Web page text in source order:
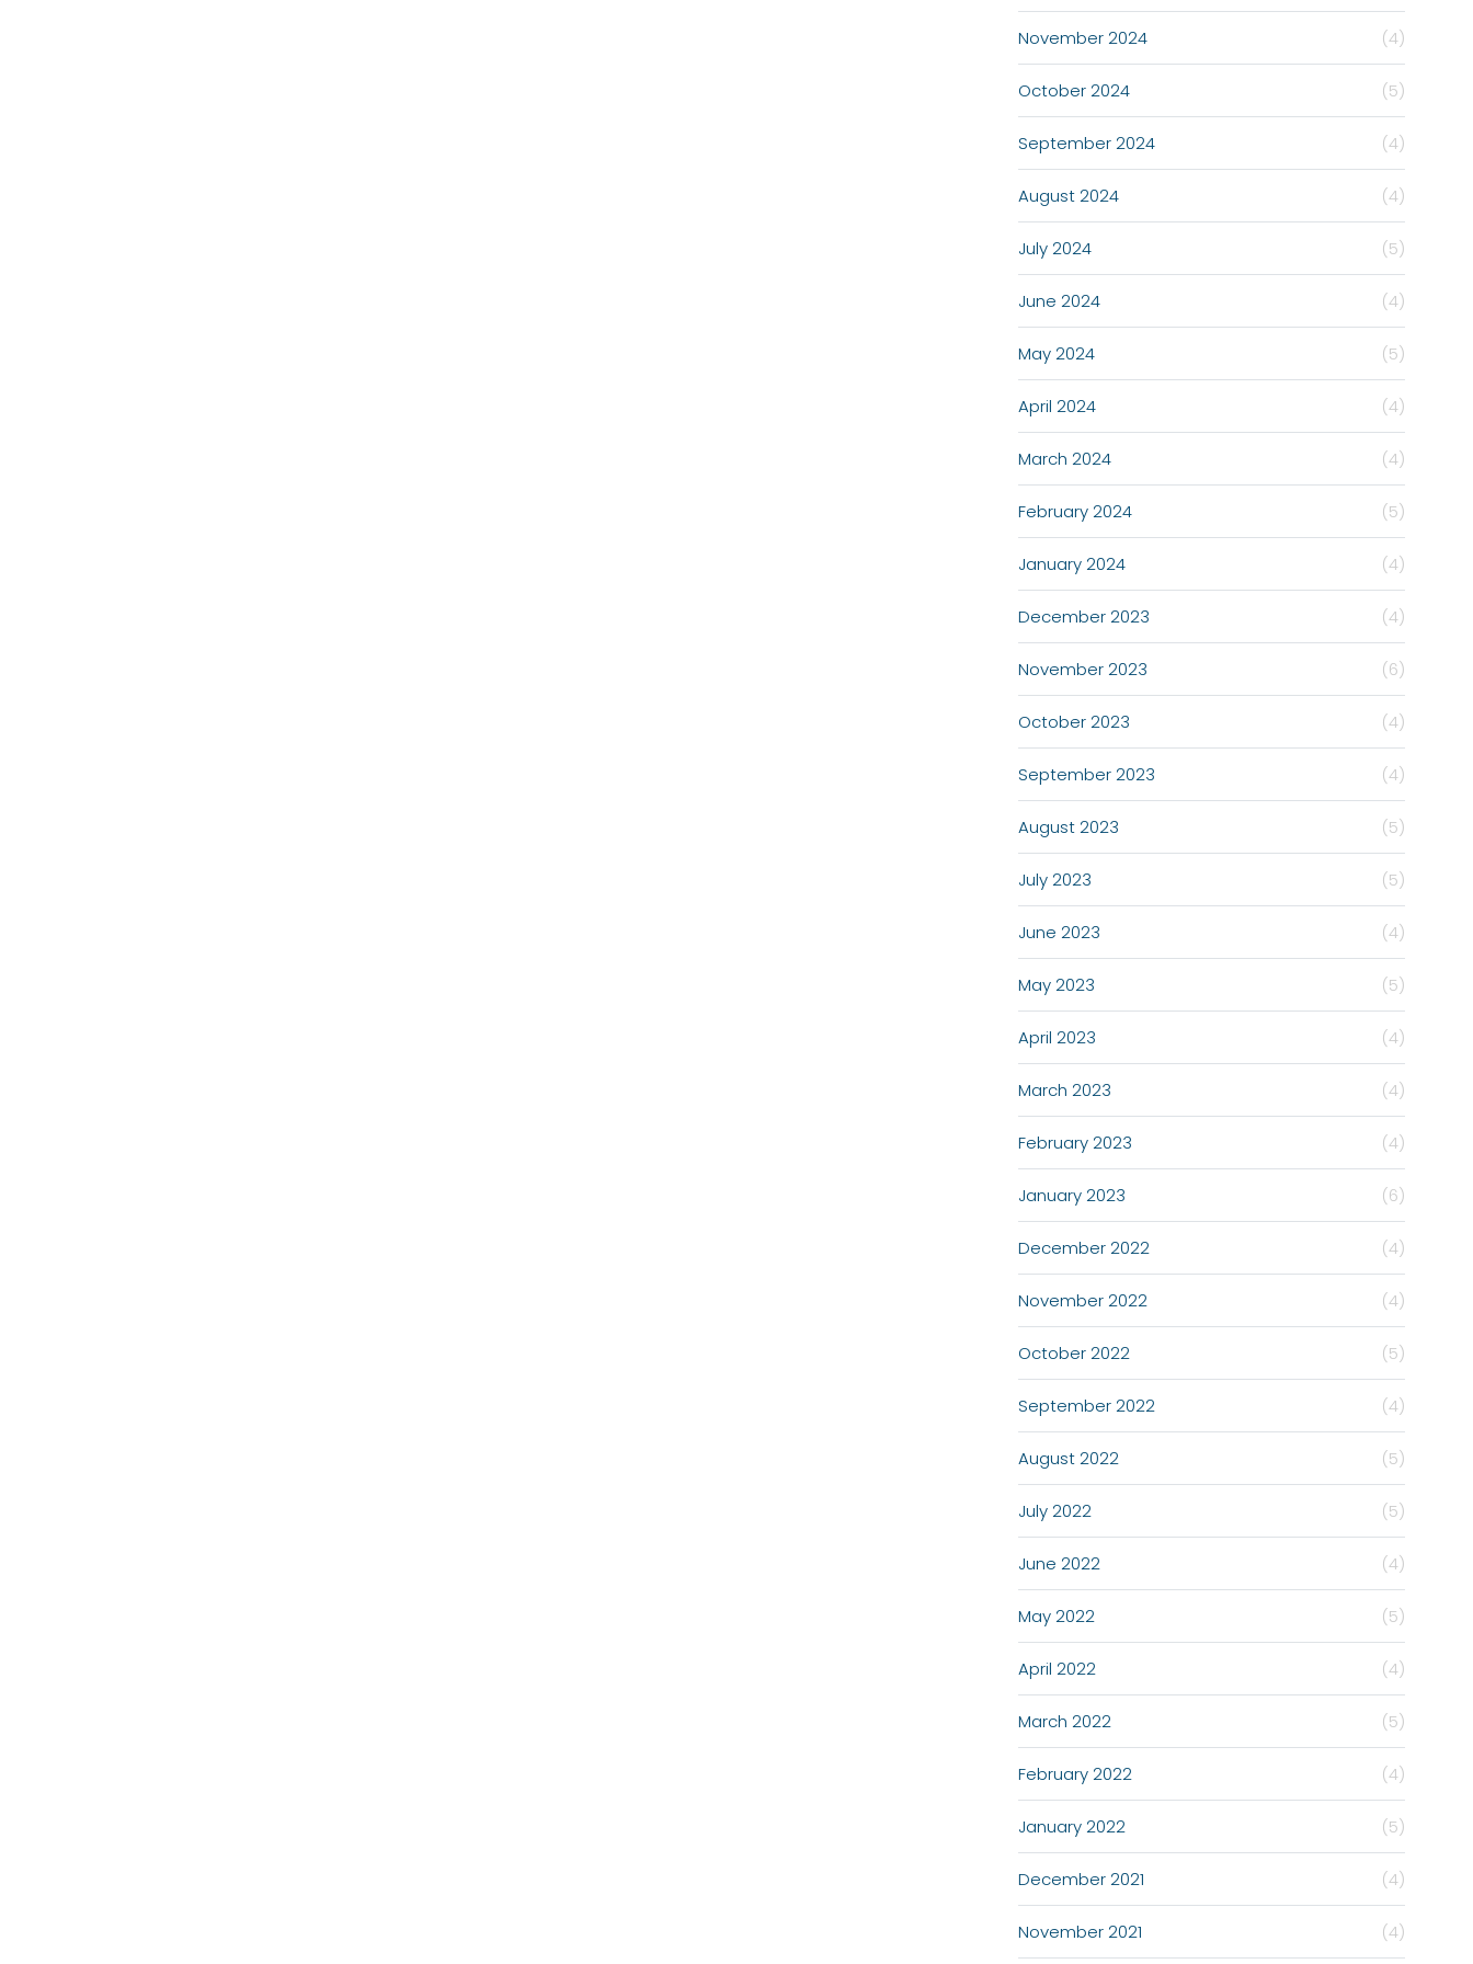
November 2024 (4)
October 2024 (5)
September 2024 (4)
August 2024 (4)
July 2024 (5)
June 2024 (4)
May 2024 (5)
April 2024 (4)
March 2024 (4)
February 2024 (5)
January 2024 (4)
December 2023 (4)
November 2023 (6)
October 2023 (4)
September 2023 (4)
August 2023 (5)
July 2023 (5)
June 2023 (4)
May 2023 (5)
April 2023 (4)
March 2023 (4)
February 2023 (4)
January 2023 (6)
December 2022 (4)
November 2022 (4)
October 2022 (5)
September 2022 (4)
August 2022 (5)
July 2022 (5)
June 2022 (4)
May 2022 (5)
April 2022 (4)
March 2022 (5)
February 2022 (4)
January 2022 (5)
December 2021 (4)
November 2021 (4)